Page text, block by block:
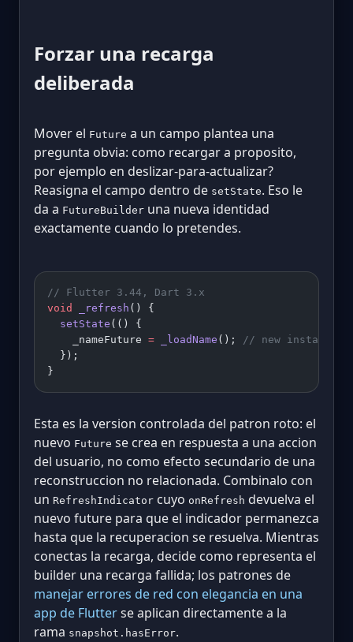
Forzar una recarga
deliberada
Mover el Future a un campo plantea una
pregunta obvia: como recargar a proposito,
por ejemplo en deslizar-para-actualizar?
Reasigna el campo dentro de setState. Eso le
da a FutureBuilder una nueva identidad
exactamente cuando lo pretendes.
// Flutter 3.44, Dart 3.x
void
_refresh () {
  setState
(() {
    _nameFuture
= _loadName ();
// new
  });
}
Esta es la version controlada del patron roto: el
nuevo Future se crea en respuesta a una accion
del usuario, no como efecto secundario de una
reconstruccion no relacionada. Combinalo con
un RefreshIndicator cuyo onRefresh devuelva el
nuevo future para que el indicador permanezca
hasta que la recuperacion se resuelva. Mientras
conectas la recarga, decide como representa el
builder una recarga fallida; los patrones de
manejar errores de red con elegancia en una
app de Flutterse aplican directamente a la
rama snapshot.hasError.